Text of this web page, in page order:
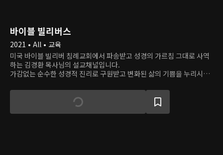
바이블 빌리버스
2021 • All • 교육
미국 바이블 빌리버 침례교회에서 파송받고 성경의 가르침 그대로 사역
하는 김경환 목사님의 설교채널입니다.
가감없는 순수한 성경적 진리로 구원받고 변화된 삶의 기쁨을 누리시기